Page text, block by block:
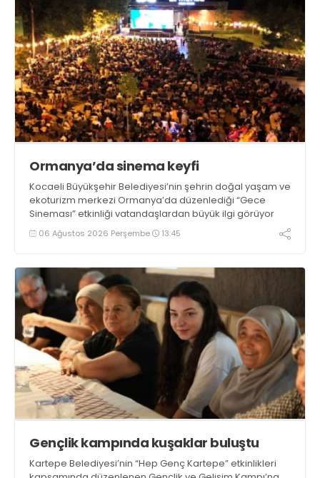
Ormanya’da sinema keyfi
Kocaeli Büyükşehir Belediyesi’nin şehrin doğal yaşam ve
ekoturizm merkezi Ormanya’da düzenlediği “Gece
Sineması” etkinliği vatandaşlardan büyük ilgi görüyor
06 Ağustos 2026 Perşembe 13:45
Gençlik kampında kuşaklar buluştu
Kartepe Belediyesi’nin “Hep Genç Kartepe” etkinlikleri